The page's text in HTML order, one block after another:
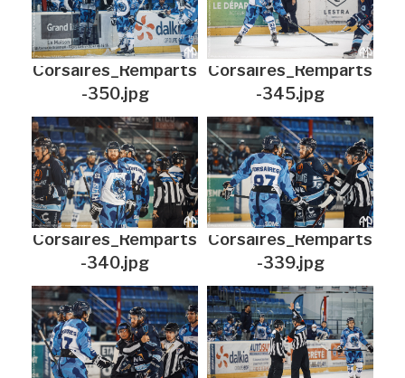
Corsaires_Remparts
-350.jpg
Corsaires_Remparts
-345.jpg
Corsaires_Remparts
-340.jpg
Corsaires_Remparts
-339.jpg